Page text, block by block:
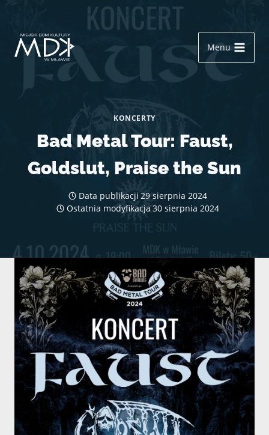
treści
Mława, ul. Stary Rynek 13 (23) 654 35 85
Menu
KONCERTY
Bad Metal Tour: Faust,
Goldslut, Praise the Sun
Data publikacji 29 sierpnia 2024
Ostatnia modyfikacja 30 sierpnia 2024